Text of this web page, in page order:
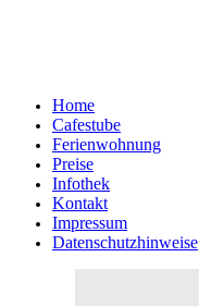
Home
Cafestube
Ferienwohnung
Preise
Infothek
Kontakt
Impressum
Datenschutzhinweise